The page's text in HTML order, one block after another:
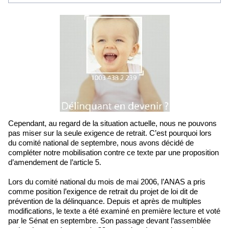
Cependant, au regard de la situation actuelle, nous ne pouvons
pas miser sur la seule exigence de retrait. C’est pourquoi lors
du comité national de septembre, nous avons décidé de
compléter notre mobilisation contre ce texte par une proposition
d’amendement de l’article 5.
Lors du comité national du mois de mai 2006, l’ANAS a pris
comme position l’exigence de retrait du projet de loi dit de
prévention de la délinquance. Depuis et après de multiples
modifications, le texte a été examiné en première lecture et voté
par le Sénat en septembre. Son passage devant l’assemblée